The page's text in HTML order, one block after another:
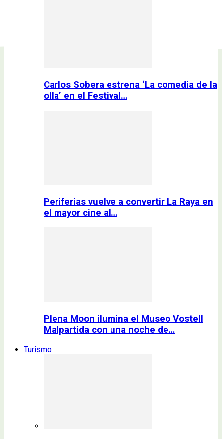
Carlos Sobera estrena ‘La comedia de la
olla’ en el Festival…
Periferias vuelve a convertir La Raya en
el mayor cine al…
Plena Moon ilumina el Museo Vostell
Malpartida con una noche de…
Turismo